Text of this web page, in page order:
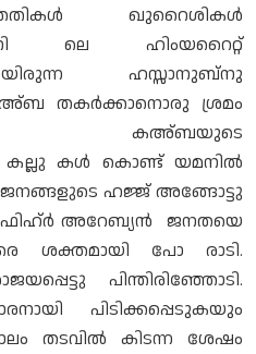
ഖുറൈശികള്‍
ലെ ഹിംയറൈറ്റ്
ഹസ്സാനുബ്നു
അ്ബ തകര്‍ക്കാനൊരു ശ്രമം
കഅ്ബയുടെ
കല്ലു കള്‍ കൊണ്ട് യമനില്‍
ജനങ്ങളുടെ ഹജ്ജ് അങ്ങോട്ടു
ഫിഹ്ര്‍ അറേബ്യന്‍ ജനതയെ
ശക്തമായി പോ രാടി.
പിന്തിരിഞ്ഞോടി.
പിടിക്കപ്പെടുകയും
തടവില്‍ കിടന്ന ശേഷം